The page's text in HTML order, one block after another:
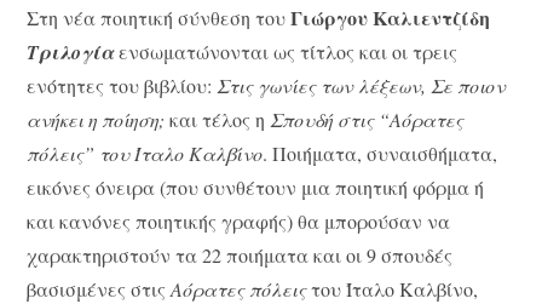
Στη νέα ποιητική σύνθεση τουΓιώργου Καλιεντζίδη
Τριλογίαενσωματώνονται ως τίτλος και οι τρεις
ενότητες του βιβλίου: Στις γωνίες των λέξεων, Σε ποιον
ανήκει η ποίηση;και τέλος η Σπουδή στις “Αόρατες
πόλεις” του Ίταλο Καλβίνο. Ποιήματα, συναισθήματα,
εικόνες όνειρα (που συνθέτουν μια ποιητική φόρμα ή
και κανόνες ποιητικής γραφής) θα μπορούσαν να
χαρακτηριστούν τα 22 ποιήματα και οι 9 σπουδές
βασισμένες στιςΑόρατες πόλειςτου Ίταλο Καλβίνο,